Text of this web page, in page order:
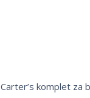
Carter’s komplet za